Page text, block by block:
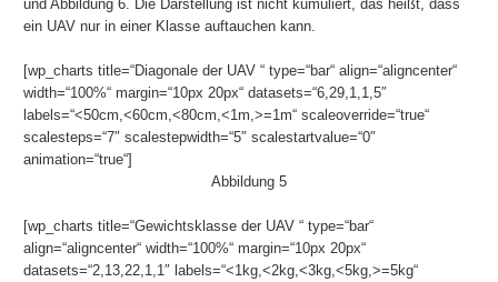
und Abbildung 6. Die Darstellung ist nicht kumuliert, das heißt, dass
ein UAV nur in einer Klasse auftauchen kann.
[wp_charts title=“Diagonale der UAV “ type=“bar“ align=“aligncenter“
width=“100%“ margin=“10px 20px“ datasets=“6,29,1,1,5″
labels=“<50cm,<60cm,<80cm,<1m,>=1m“ scaleoverride=“true“
scalesteps=“7″ scalestepwidth=“5″ scalestartvalue=“0″
animation=“true“]
Abbildung 5
[wp_charts title=“Gewichtsklasse der UAV “ type=“bar“
align=“aligncenter“ width=“100%“ margin=“10px 20px“
datasets=“2,13,22,1,1″ labels=“<1kg,<2kg,<3kg,<5kg,>=5kg“